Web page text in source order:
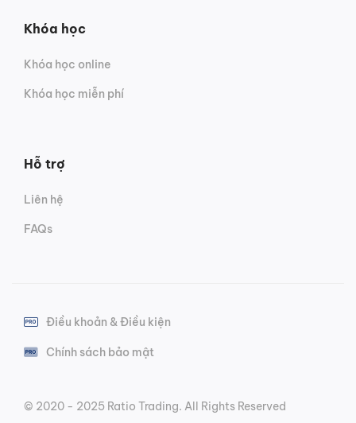
Khóa học
Khóa học online
Khóa học miễn phí
Hỗ trợ
Liên hệ
FAQs
Điều khoản & Điều kiện
Chính sách bảo mật
© 2020 - 2025 Ratio Trading. All Rights Reserved